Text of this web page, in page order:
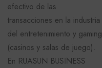
efectivo de las
transacciones en la industria
del entretenimiento y gaming
(casinos y salas de juego).
En RUASUN BUSINESS